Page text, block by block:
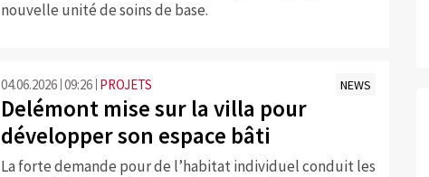
nouvelle unité de soins de base.
04.06.2026 09:26 PROJETS NEWS
Delémont mise sur la villa pour
développer son espace bâti
La forte demande pour de l’habitat individuel conduit les